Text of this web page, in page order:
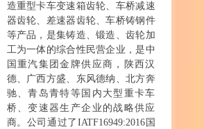
造重型卡车变速箱齿轮、车桥减速
器齿轮、差速器齿轮、车桥铸钢件
等产品，是集铸造、锻造、齿轮加
工为一体的综合性民营企业，是中
国重汽集团金牌供应商，陕西汉
德、广西方盛、东风德纳、北方奔
驰、青岛青特等国内大型重卡车
桥、变速器生产企业的战略供应
商。公司通过了IATF16949:2016国